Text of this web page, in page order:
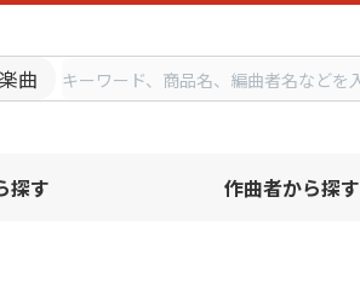
楽曲
探す 作曲者から探す